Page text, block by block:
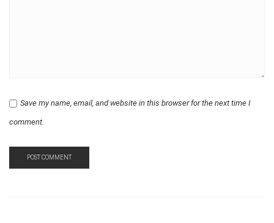
Save my name, email, and website in this browser for the next time I
comment.